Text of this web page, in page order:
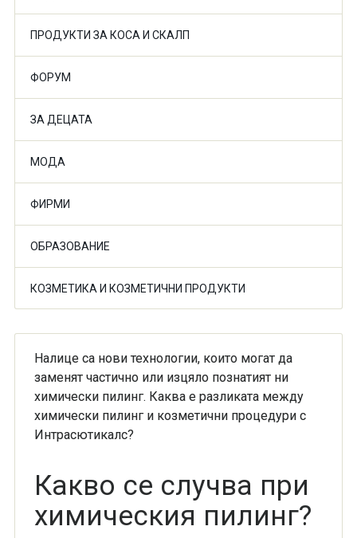
ПРОДУКТИ ЗА КОСА И СКАЛП
ФОРУМ
ЗА ДЕЦАТА
МОДА
ФИРМИ
ОБРАЗОВАНИЕ
КОЗМЕТИКА И КОЗМЕТИЧНИ ПРОДУКТИ
Налице са нови технологии, които могат да
заменят частично или изцяло познатият ни
химически пилинг. Каква е разликата между
химически пилинг и козметични процедури с
Интрасютикалс?
Какво се случва при
химическия пилинг?